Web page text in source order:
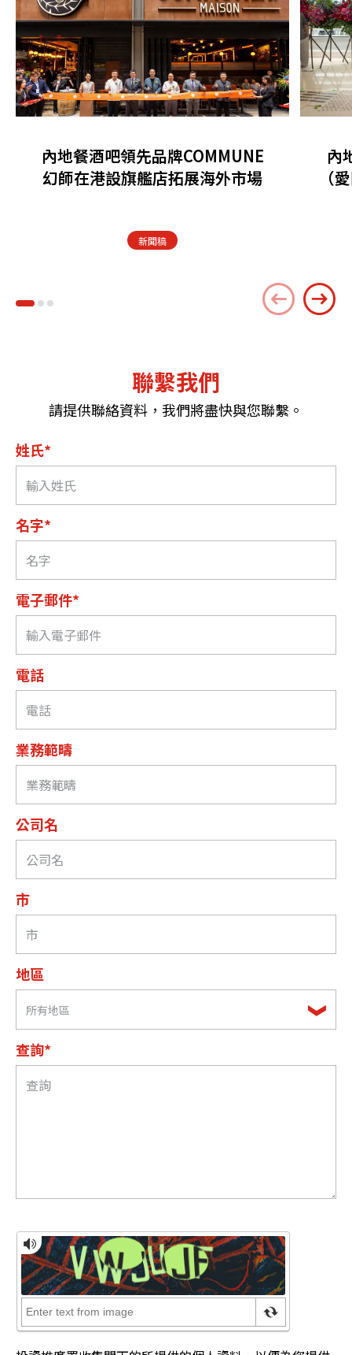
內地餐酒吧領先品牌COMMUNE
幻師在港設旗艦店拓展海外市場
新聞稿
內
（
聯繫我們
請提供聯絡資料，我們將盡快與您聯繫。
姓氏*
名字*
電子郵件*
電話
業務範疇
公司名
市
地區
所有地區
查詢*